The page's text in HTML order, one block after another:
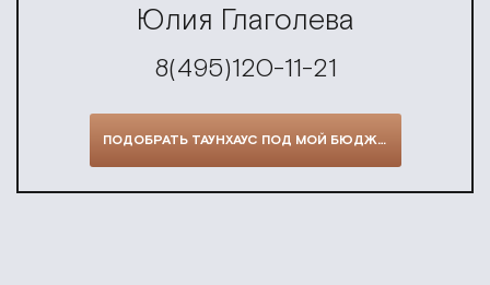
Юлия Глаголева
8(495)120-11-21
ПОДОБРАТЬ ТАУНХАУС ПОД МОЙ БЮДЖЕТ